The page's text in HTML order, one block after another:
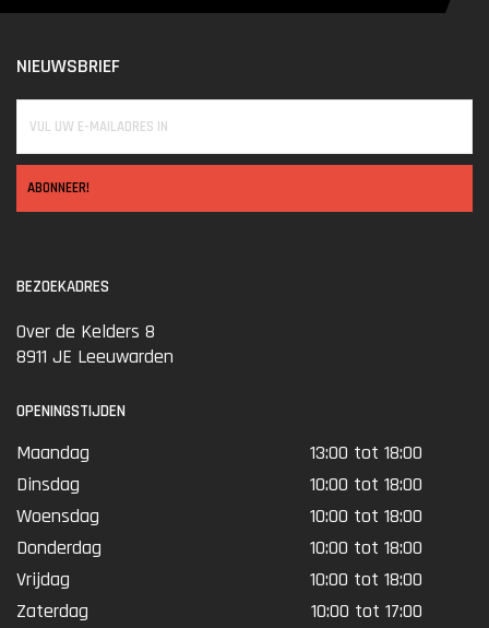
NIEUWSBRIEF
ABONNEER!
BEZOEKADRES
Over de Kelders 8
8911 JE Leeuwarden
OPENINGSTIJDEN
Maandag
13:00 tot 18:00
Dinsdag
10:00 tot 18:00
Woensdag
10:00 tot 18:00
Donderdag
10:00 tot 18:00
Vrijdag
10:00 tot 18:00
Zaterdag
10:00 tot 17:00